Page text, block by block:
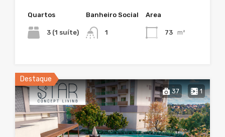
Quartos
3 (1 suíte)
Banheiro Social
1
Area
73 m²
Destaque
37 1